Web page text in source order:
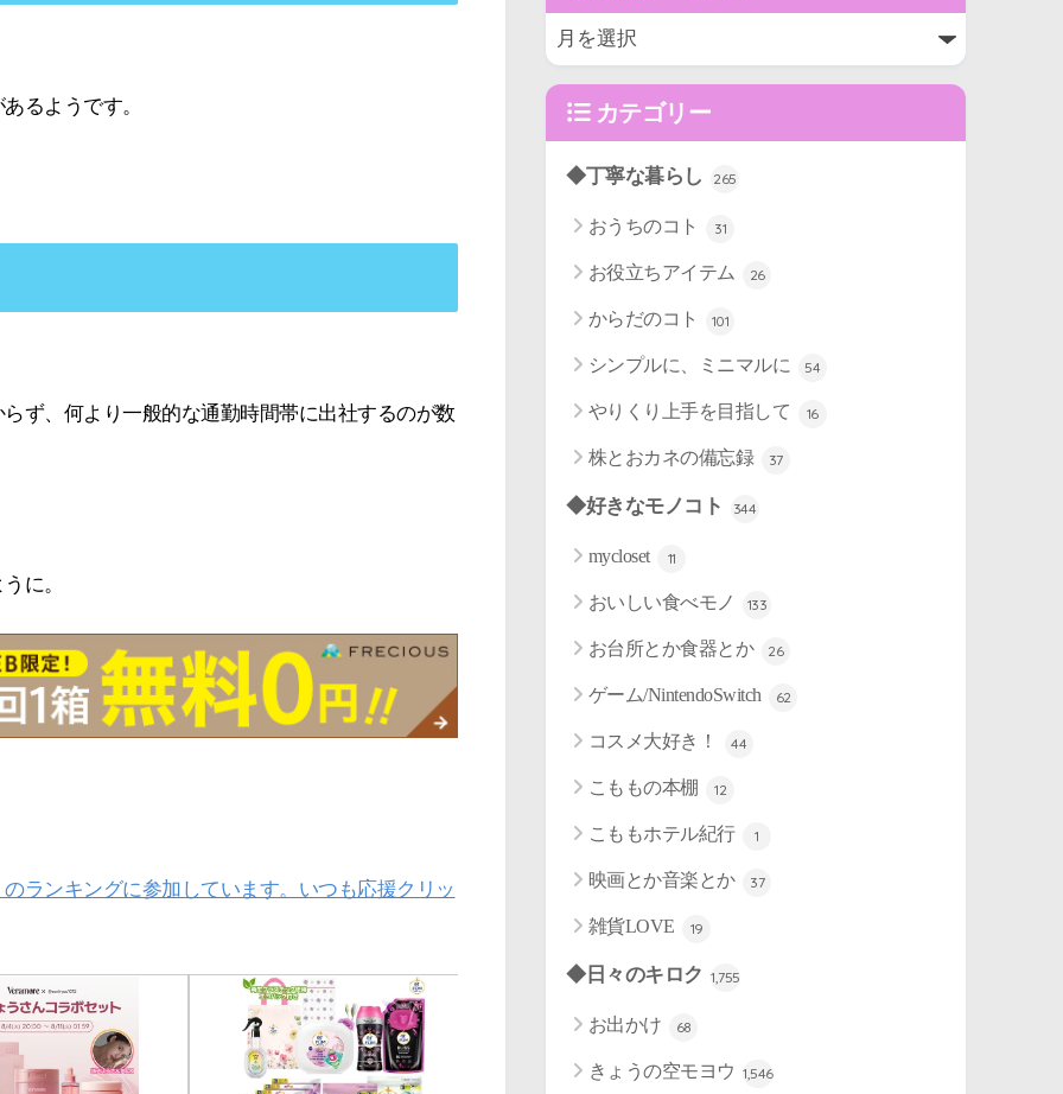
るようです。
ず、何より一般的な通勤時間帯に出社するのが数
に。
ランキングに参加しています。いつも応援クリッ
カテゴリー
◆丁寧な暮らし 265
おうちのコト 31
お役立ちアイテム 26
からだのコト 101
シンプルに、ミニマルに 54
やりくり上手を目指して 16
株とおカネの備忘録 37
◆好きなモノコト 344
mycloset 11
おいしい食べモノ 133
お台所とか食器とか 26
ゲーム/NintendoSwitch 62
コスメ大好き！ 44
こももの本棚 12
こももホテル紀行 1
映画とか音楽とか 37
雑貨LOVE 19
◆日々のキロク 1,755
お出かけ 68
きょうの空モヨウ 1,546